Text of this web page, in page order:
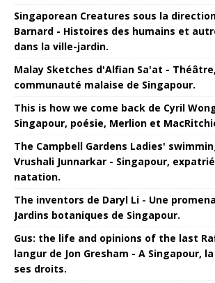
Singaporean Creatures sous la
Barnard - Histoires des humains et
dans la ville-jardin.
Malay Sketches d'Alfian Sa'at -
communauté malaise de Singapour.
This is how we come back de Cyril
Singapour, poésie, Merlion et
The Campbell Gardens Ladies'
Vrushali Junnarkar - Singapour,
natation.
The inventors de Daryl Li - Une
Jardins botaniques de Singapour.
Gus: the life and opinions of the last
langur de Jon Gresham - A Singapour,
ses droits.